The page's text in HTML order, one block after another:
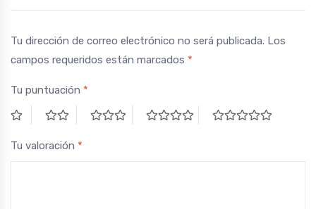
Tu dirección de correo electrónico no será publicada. Los
campos requeridos están marcados *
Tu puntuación *
Tu valoración *